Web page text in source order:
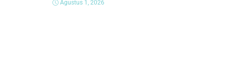
Agustus 1, 2026